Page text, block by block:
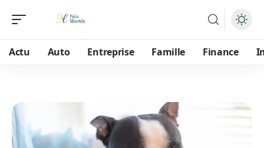
Actu Auto Entreprise Famille Finance